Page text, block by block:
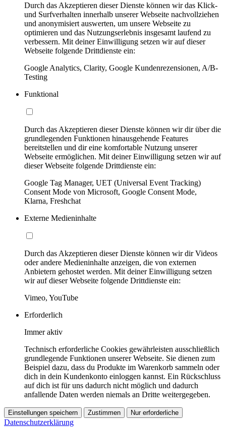
Durch das Akzeptieren dieser Dienste können wir das Klick-
und Surfverhalten innerhalb unserer Webseite nachvollziehen
und anonymisiert auswerten, um unsere Webseite zu
optimieren und das Nutzungserlebnis insgesamt laufend zu
verbessern. Mit deiner Einwilligung setzen wir auf dieser
Webseite folgende Drittdienste ein:
Google Analytics, Clarity, Google Kundenrezensionen, A/B-
Testing
Funktional
Durch das Akzeptieren dieser Dienste können wir dir über die
grundlegenden Funktionen hinausgehende Features
bereitstellen und dir eine komfortable Nutzung unserer
Webseite ermöglichen. Mit deiner Einwilligung setzen wir auf
dieser Webseite folgende Drittdienste ein:
Google Tag Manager, UET (Universal Event Tracking)
Consent Mode von Microsoft, Google Consent Mode,
Klarna, Freshchat
Externe Medieninhalte
Durch das Akzeptieren dieser Dienste können wir dir Videos
oder andere Medieninhalte anzeigen, die von externen
Anbietern gehostet werden. Mit deiner Einwilligung setzen
wir auf dieser Webseite folgende Drittdienste ein:
Vimeo, YouTube
Erforderlich
Immer aktiv
Technisch erforderliche Cookies gewährleisten ausschließlich
grundlegende Funktionen unserer Webseite. Sie dienen zum
Beispiel dazu, dass du Produkte im Warenkorb sammeln oder
dich in dein Kundenkonto einloggen kannst. Ein Rückschluss
auf dich ist für uns dadurch nicht möglich und dadurch
anfallende Daten werden niemals an Dritte weitergegeben.
Einstellungen speichern Zustimmen Nur erforderliche
Datenschutzerklärung